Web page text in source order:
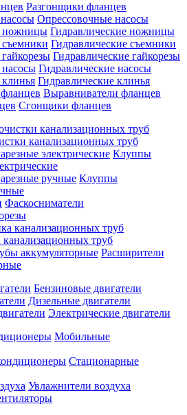
Разгонщики фланцев
Опрессовочные насосы
Гидравлические ножницы
Гидравлические съемники
Гидравлические гайкорезы
Гидравлические насосы
Гидравлические клинья
Выравниватели фланцев
Сгонщики фланцев
канализационных труб
Клуппы
Клуппы
Фаскосниматели
канализационных труб
Расширители
Бензиновые двигатели
Дизельные двигатели
Электрические двигатели
Мобильные
Стационарные
Увлажнители воздуха